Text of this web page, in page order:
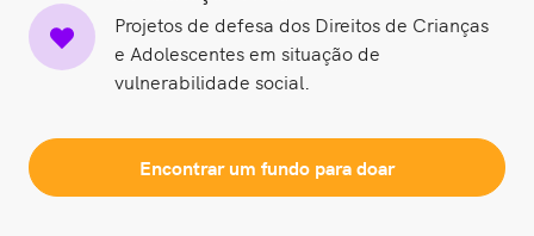
Projetos de defesa dos Direitos de Crianças
e Adolescentes em situação de
vulnerabilidade social.
Encontrar um fundo para doar